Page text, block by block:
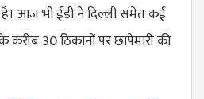
है। आज भी ईडी ने दिल्ली समेत कई
करीब 30 ठिकानों पर छापेमारी की